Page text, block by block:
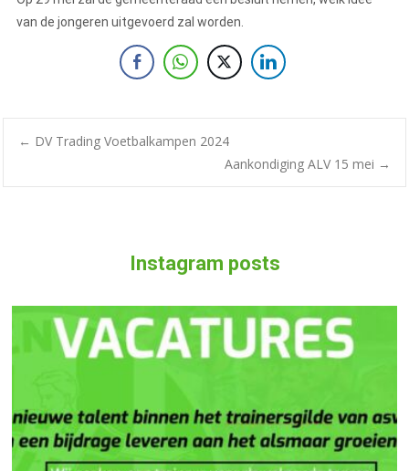
van de jongeren uitgevoerd zal worden.
← DV Trading Voetbalkampen 2024
Aankondiging ALV 15 mei →
Instagram posts